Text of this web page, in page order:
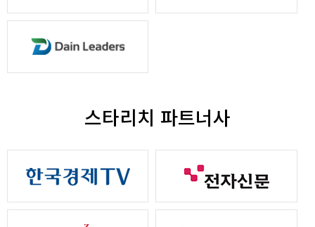
스타리치 파트너사